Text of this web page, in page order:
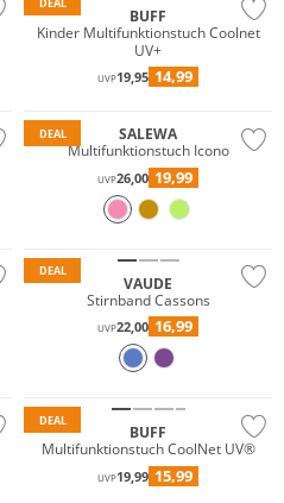
BUFF
Kinder Multifunktionstuch Coolnet
UV+
UVP19,95 14,99
DEAL
SALEWA
Multifunktionstuch Icono
UVP26,00 19,99
DEAL
VAUDE
Stirnband Cassons
UVP22,00 16,99
DEAL
BUFF
Multifunktionstuch CoolNet UV®
UVP19,99 15,99